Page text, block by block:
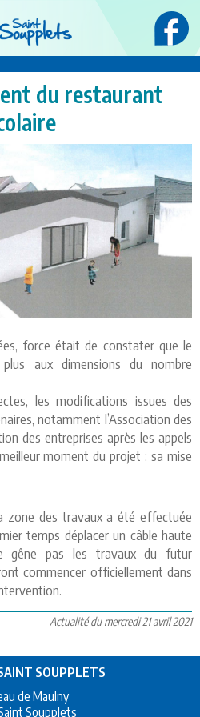
du restaurant
force était de constater que le
aux dimensions du nombre
les modifications issues des
notamment l’Association des
des entreprises après les appels
moment du projet : sa mise
zone des travaux a été effectuée
temps déplacer un câble haute
gêne pas les travaux du futur
commencer officiellement dans
Actualité du mercredi 21 avril 2021
SOUPPLETS
de Maulny
Soupplets